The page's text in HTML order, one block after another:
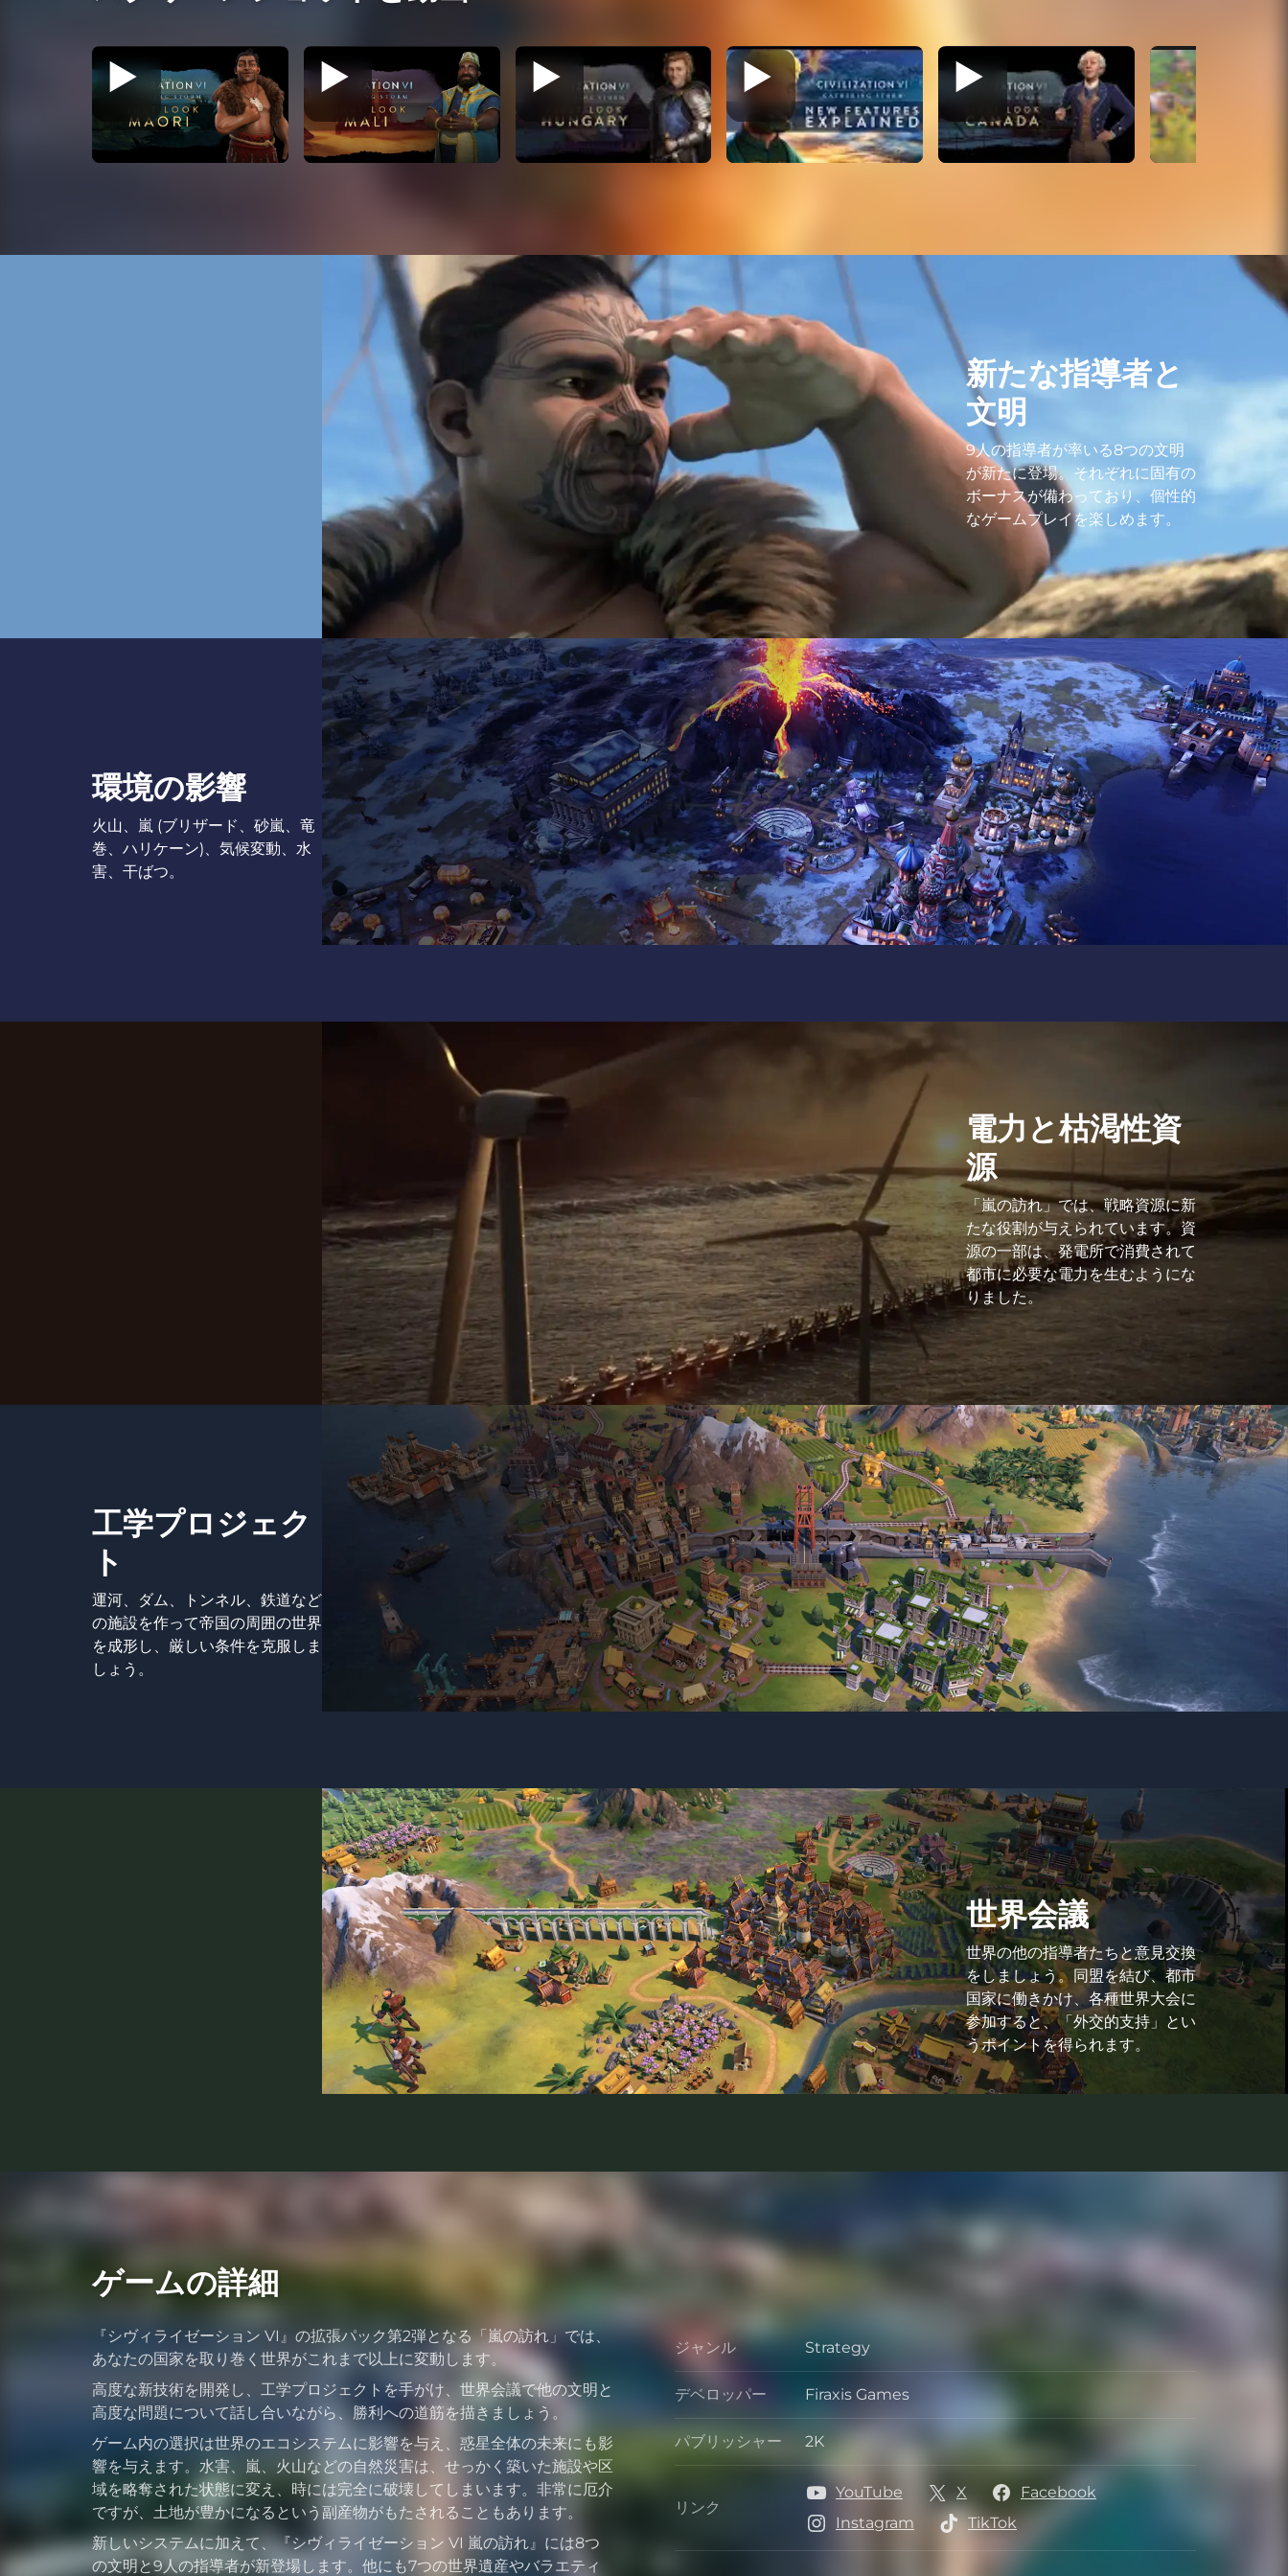
新たな指導者と
文明
9人の指導者が率いる8つの文明
が新たに登場。それぞれに固有の
ボーナスが備わっており、個性的
なゲームプレイを楽しめます。
環境の影響
火山、嵐 (ブリザード、砂嵐、竜
巻、ハリケーン)、気候変動、水
害、干ばつ。
電力と枯渇性資
源
「嵐の訪れ」では、戦略資源に新
たな役割が与えられています。資
源の一部は、発電所で消費されて
都市に必要な電力を生むようにな
りました。
工学プロジェク
ト
運河、ダム、トンネル、鉄道など
の施設を作って帝国の周囲の世界
を成形し、厳しい条件を克服しま
しょう。
世界会議
世界の他の指導者たちと意見交換
をしましょう。同盟を結び、都市
国家に働きかけ、各種世界大会に
参加すると、「外交的支持」とい
うポイントを得られます。
ゲームの詳細
『シヴィライゼーション VI』の拡張パック第2弾となる「嵐の訪れ」では、
あなたの国家を取り巻く世界がこれまで以上に変動します。
高度な新技術を開発し、工学プロジェクトを手がけ、世界会議で他の文明と
高度な問題について話し合いながら、勝利への道筋を描きましょう。
ゲーム内の選択は世界のエコシステムに影響を与え、惑星全体の未来にも影
響を与えます。水害、嵐、火山などの自然災害は、せっかく築いた施設や区
域を略奪された状態に変え、時には完全に破壊してしまいます。非常に厄介
ですが、土地が豊かになるという副産物がもたされることもあります。
新しいシステムに加えて、『シヴィライゼーション VI 嵐の訪れ』には8つ
の文明と9人の指導者が新登場します。他にも7つの世界遺産やバラエティ
ジャンル
ジャンル
Strategy
デベロッパー
デベロッパー
Firaxis Games
パブリッシャー
パブリッシャー
2K
リンク
リンク
YouTube X
Facebook
Instagram
TikTok